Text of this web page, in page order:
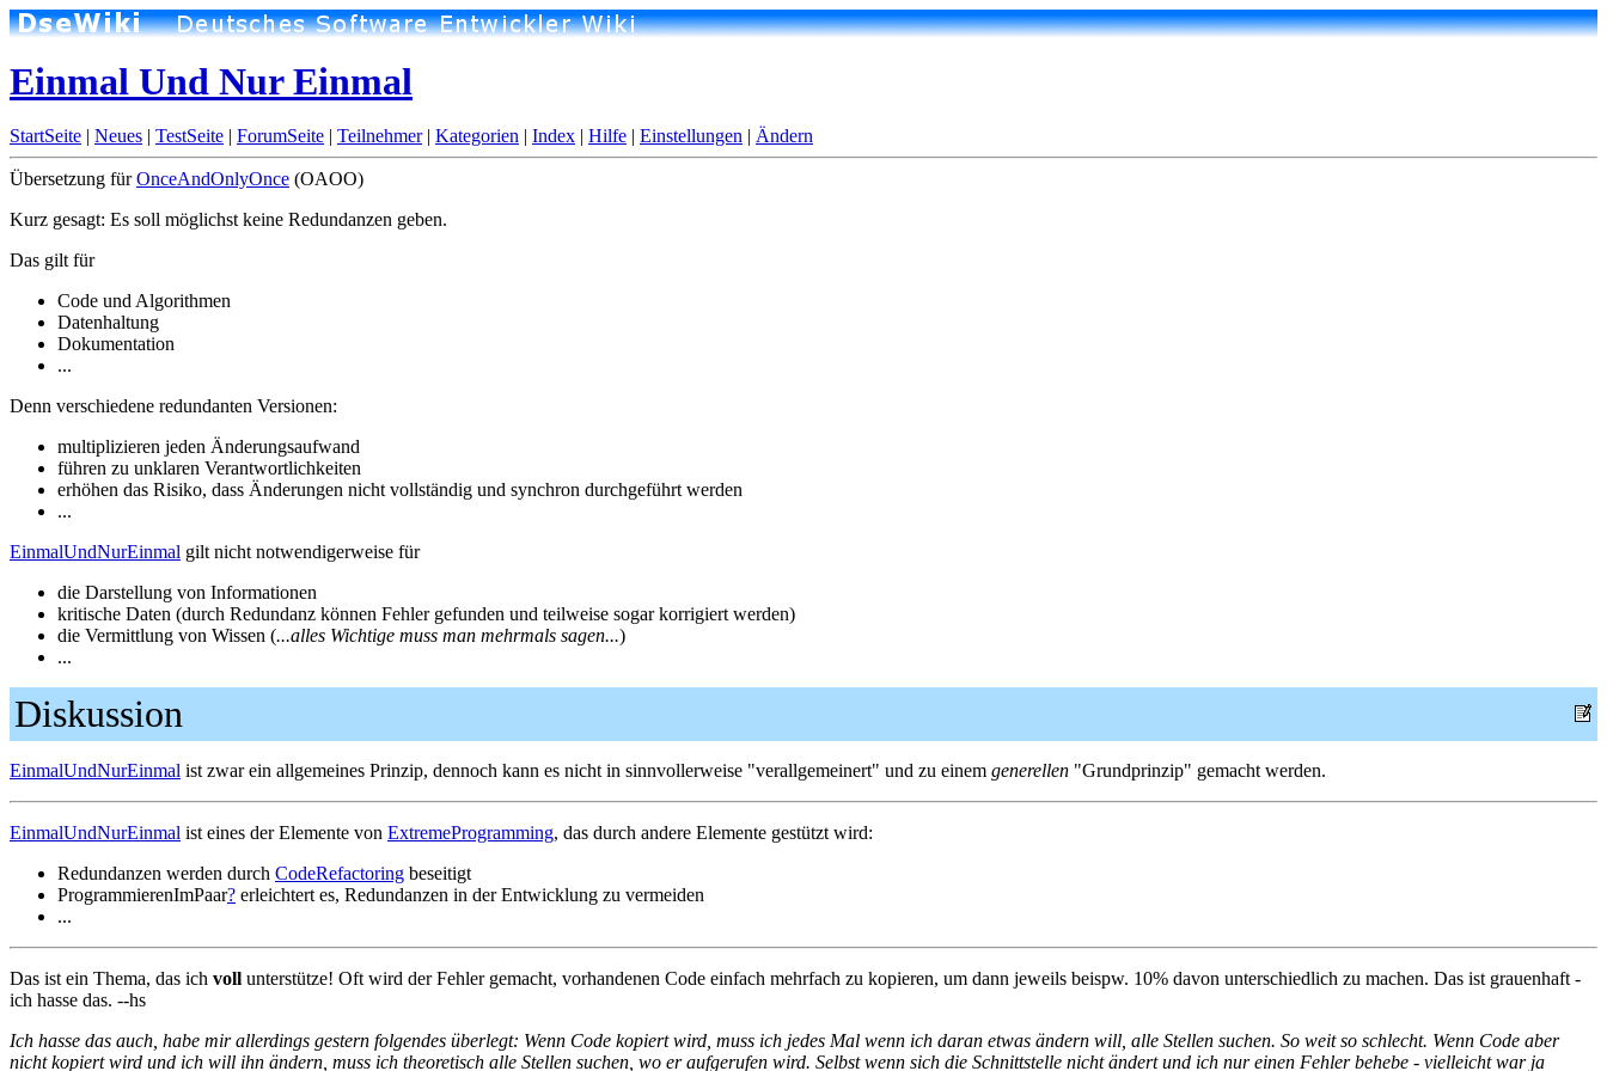
Einmal Und Nur Einmal
StartSeite | Neues | TestSeite | ForumSeite | Teilnehmer| Kategorien | Index | Hilfe | Einstellungen | Ändern
Übersetzung fürOnceAndOnlyOnce (OAOO)
Kurz gesagt: Es soll möglichst keine Redundanzen geben.
Das gilt für
Code und Algorithmen
Datenhaltung
Dokumentation
...
Denn verschiedene redundanten Versionen:
multiplizieren jeden Änderungsaufwand
führen zu unklaren Verantwortlichkeiten
erhöhen das Risiko, dass Änderungen nicht vollständig und synchron durchgeführt werden
...
EinmalUndNurEinmal gilt nicht notwendigerweise für
die Darstellung von Informationen
kritische Daten (durch Redundanz können Fehler gefunden und teilweise sogar korrigiert werden)
die Vermittlung von Wissen (...alles Wichtige muss man mehrmals sagen...)
...
Diskussion
EinmalUndNurEinmal ist zwar ein allgemeines Prinzip, dennoch kann es nicht in sinnvollerweise "verallgemeinert" und zu einem generellen "Grundprinzip" gemacht werden.
EinmalUndNurEinmal ist eines der Elemente von ExtremeProgramming, das durch andere Elemente gestützt wird:
Redundanzen werden durch CodeRefactoring beseitigt
ProgrammierenImPaar? erleichtert es, Redundanzen in der Entwicklung zu vermeiden
...
Das ist ein Thema, das ich voll unterstütze! Oft wird der Fehler gemacht, vorhandenen Code einfach mehrfach zu kopieren, um dann jeweils beispw. 10% davon unterschiedlich zu machen. Das ist grauenhaft -
ich hasse das. --hs
Ich hasse das auch, habe mir allerdings gestern folgendes überlegt: Wenn Code kopiert wird, muss ich jedes Mal wenn ich daran etwas ändern will, alle Stellen suchen. So weit so schlecht. Wenn Code aber
nicht kopiert wird und ich will ihn ändern, muss ich theoretisch alle Stellen suchen, wo er aufgerufen wird. Selbst wenn sich die Schnittstelle nicht ändert und ich nur einen Fehler behebe - vielleicht war ja